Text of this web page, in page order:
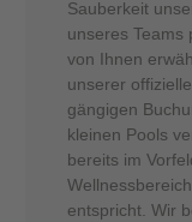
Sauberkeit
unseres Teams
von Ihnen
unserer
gängigen
kleinen Pools
bereits im
entspricht. Wir